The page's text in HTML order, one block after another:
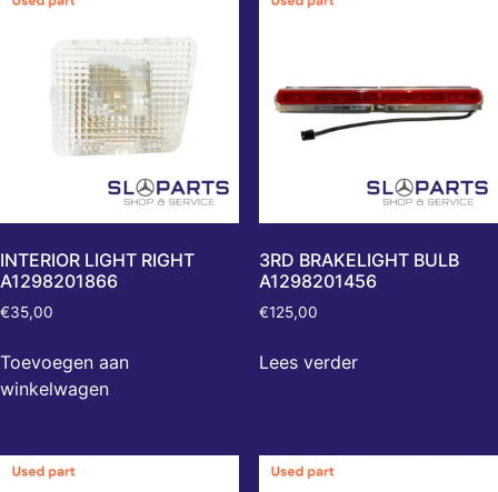
INTERIOR LIGHT RIGHT
A1298201866
€35,00
Toevoegen aan
winkelwagen
3RD BRAKELIGHT BULB
A1298201456
€125,00
Lees verder